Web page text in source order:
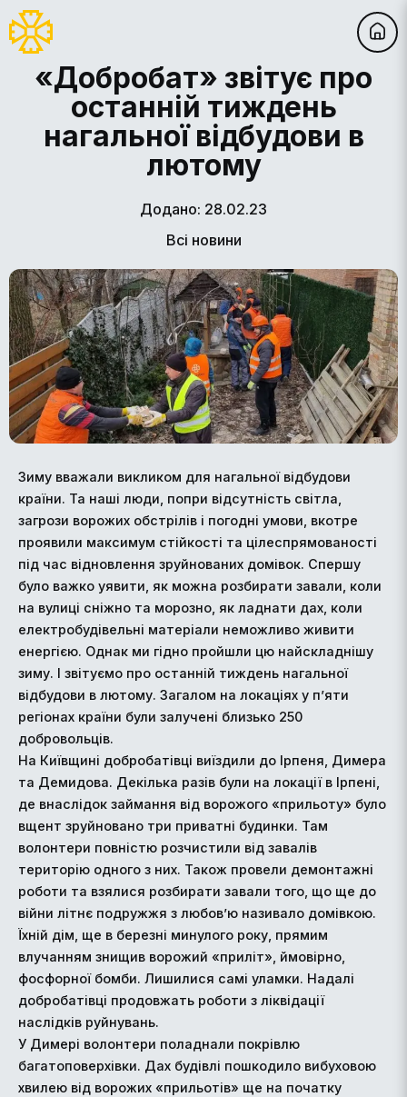
«Добробат» звітує про
останній тиждень
нагальної відбудови в
лютому
Додано: 28.02.23
Всі новини
Зиму вважали викликом для нагальної відбудови
країни. Та наші люди, попри відсутність світла,
загрози ворожих обстрілів і погодні умови, вкотре
проявили максимум стійкості та цілеспрямованості
під час відновлення зруйнованих домівок. Спершу
було важко уявити, як можна розбирати завали, коли
на вулиці сніжно та морозно, як ладнати дах, коли
електробудівельні матеріали неможливо живити
енергією. Однак ми гідно пройшли цю найскладнішу
зиму. І звітуємо про останній тиждень нагальної
відбудови в лютому. Загалом на локаціях у п’яти
регіонах країни були залучені близько 250
добровольців.
На Київщині добробатівці виїздили до Ірпеня, Димера
та Демидова. Декілька разів були на локації в Ірпені,
де внаслідок займання від ворожого «прильоту» було
вщент зруйновано три приватні будинки. Там
волонтери повністю розчистили від завалів
територію одного з них. Також провели демонтажні
роботи та взялися розбирати завали того, що ще до
війни літнє подружжя з любов’ю називало домівкою.
Їхній дім, ще в березні минулого року, прямим
влучанням знищив ворожий «приліт», ймовірно,
фосфорної бомби. Лишилися самі уламки. Надалі
добробатівці продовжать роботи з ліквідації
наслідків руйнувань.
У Димері волонтери поладнали покрівлю
багатоповерхівки. Дах будівлі пошкодило вибуховою
хвилею від ворожих «прильотів» ще на початку